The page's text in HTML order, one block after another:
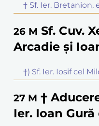
† Sf. Ier. Bretanion,
26 M Sf. Cuv.
Arcadie și
†) Sf. Ier. Iosif cel
27 M †
Ier. Ioan